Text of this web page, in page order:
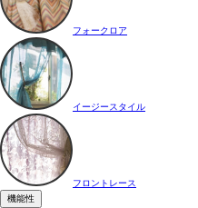
フォークロア
イージースタイル
フロントレース
機能性